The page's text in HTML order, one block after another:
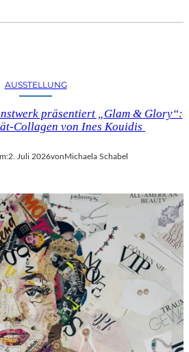
AUSSTELLUNG
präsentiert „Glam & Glory“:
Collagen von Ines Kouidis
2. Juli 2026vonMichaela Schabel